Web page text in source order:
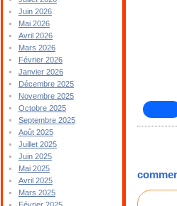
Juin 2026
Mai 2026
Avril 2026
Mars 2026
Février 2026
Janvier 2026
Décembre 2025
Novembre 2025
Octobre 2025
Septembre 2025
Août 2025
Juillet 2025
Juin 2025
Mai 2025
Avril 2025
Mars 2025